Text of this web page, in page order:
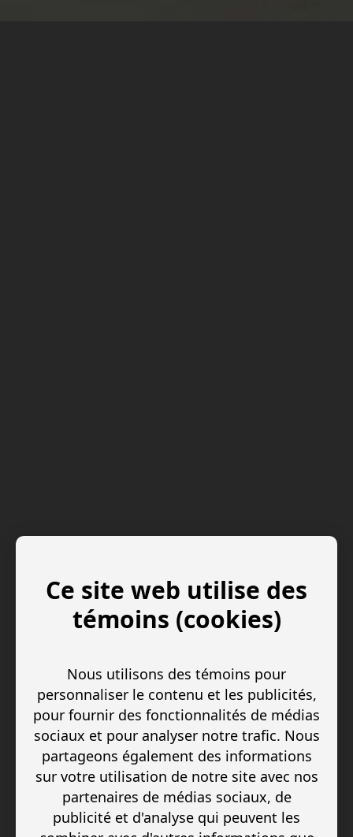
Ce site web utilise des
témoins (cookies)
Nous utilisons des témoins pour
personnaliser le contenu et les publicités,
pour fournir des fonctionnalités de médias
sociaux et pour analyser notre trafic. Nous
partageons également des informations
sur votre utilisation de notre site avec nos
partenaires de médias sociaux, de
publicité et d'analyse qui peuvent les